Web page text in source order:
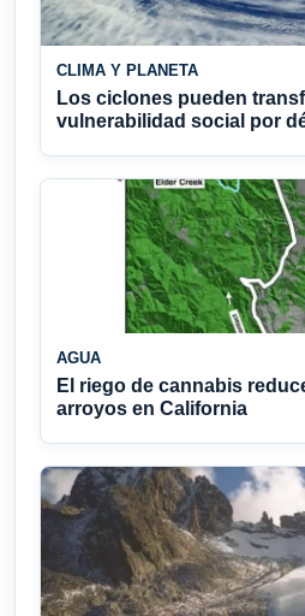
CLIMA Y PLANETA
Los ciclones pueden
vulnerabilidad social por
AGUA
El riego de cannabis
arroyos en California